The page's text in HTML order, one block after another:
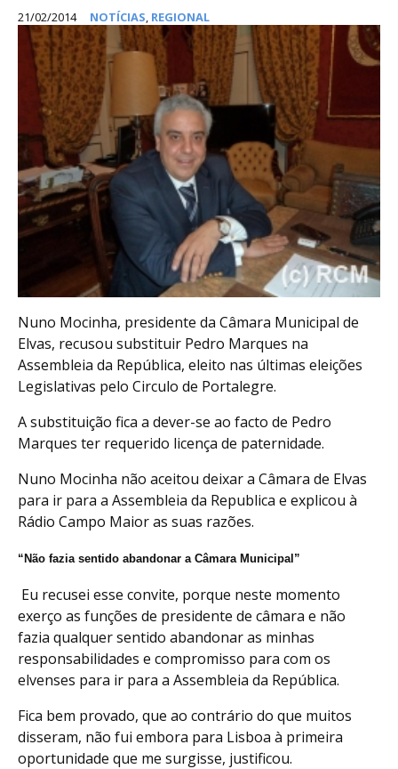
21/02/2014 NOTÍCIAS, REGIONAL
Nuno Mocinha, presidente da Câmara Municipal de
Elvas, recusou substituir Pedro Marques na
Assembleia da República, eleito nas últimas eleições
Legislativas pelo Circulo de Portalegre.
A substituição fica a dever-se ao facto de Pedro
Marques ter requerido licença de paternidade.
Nuno Mocinha não aceitou deixar a Câmara de Elvas
para ir para a Assembleia da Republica e explicou à
Rádio Campo Maior as suas razões.
“Não fazia sentido abandonar a Câmara Municipal”
 Eu recusei esse convite, porque neste momento
exerço as funções de presidente de câmara e não
fazia qualquer sentido abandonar as minhas
responsabilidades e compromisso para com os
elvenses para ir para a Assembleia da República.
Fica bem provado, que ao contrário do que muitos
disseram, não fui embora para Lisboa à primeira
oportunidade que me surgisse, justificou.